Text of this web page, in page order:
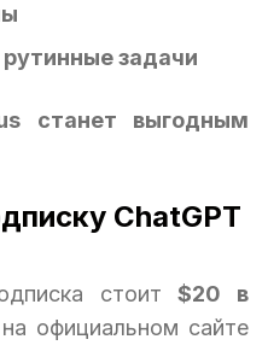
задачи
станет выгодным
ChatGPT
стоит$20 в
официальном сайте